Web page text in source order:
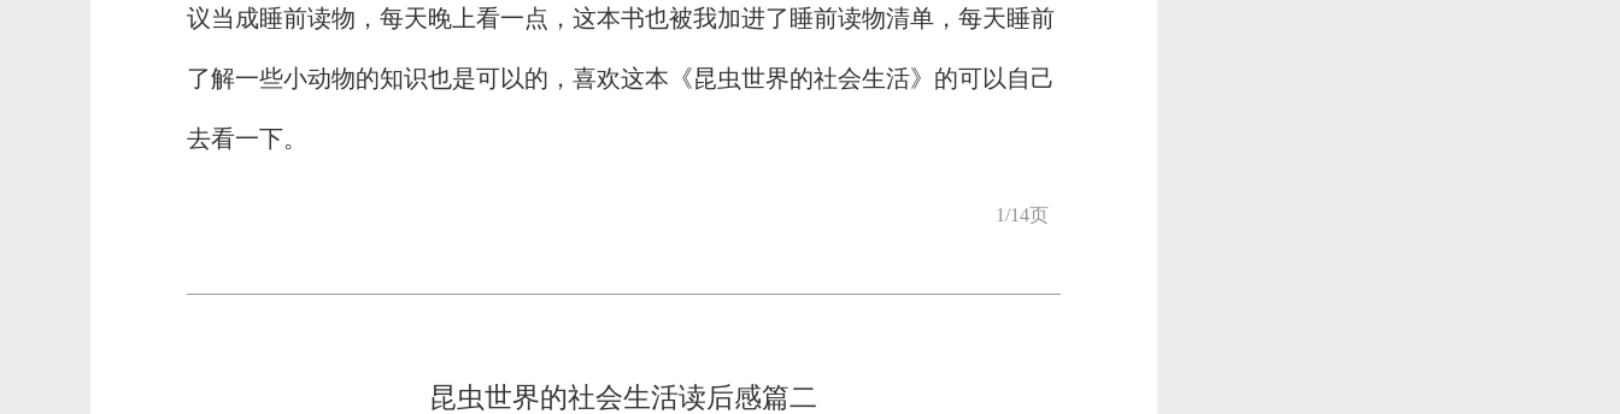
议当成睡前读物，每天晚上看一点，这本书也被我加进了睡前读物清单，每天睡前
了解一些小动物的知识也是可以的，喜欢这本《昆虫世界的社会生活》的可以自己
去看一下。
1/14页
昆虫世界的社会生活读后感篇二